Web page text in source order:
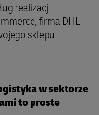
realizacji
firma DHL
sklepu
w sektorze
to proste